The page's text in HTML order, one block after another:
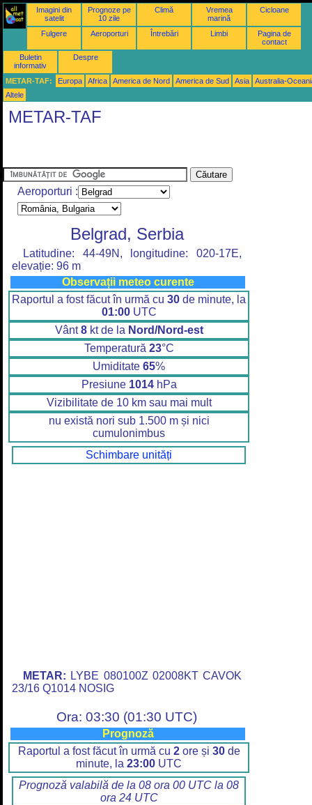
Imagini din
satelit
Prognoze pe
10 zile
Climă
Vremea
marină
Cicloane
Fulgere Aeroporturi Întrebări Limbi
Pagina de
contact
Buletin
informativ
Despre
METAR-TAF: Europa Africa America de Nord America de Sud Asia
Australia-
Altele
METAR-TAF
Aeroporturi :
Belgrad, Serbia
Latitudine: 44-49N, longitudine: 020-17E,
elevație: 96 m
Observații meteo curente
Raportul a fost făcut în urmă cu 30 de minute, la
01:00UTC
Vânt8kt de la Nord/Nord-est
Temperatură 23°C
Umiditate 65%
Presiune 1014hPa
Vizibilitate de 10 km sau mai mult
nu există nori sub 1.500 m și nici
cumulonimbus
Schimbare unități
METAR: LYBE 080100Z 02008KT CAVOK
23/16 Q1014 NOSIG
Ora: 03:30 (01:30 UTC)
Prognoză
Raportul a fost făcut în urmă cu 2ore și 30de
minute, la 23:00 UTC
Prognoză valabilă de la 08 ora 00 UTC la 08
ora 24 UTC